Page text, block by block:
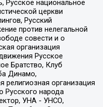
Русское национальное
церкви
Русский
против нелегальной
совести и о
организация
Русское
Братство, Клуб
Динамо,
религиозная организация
Русского народа
УНА - УНСО,